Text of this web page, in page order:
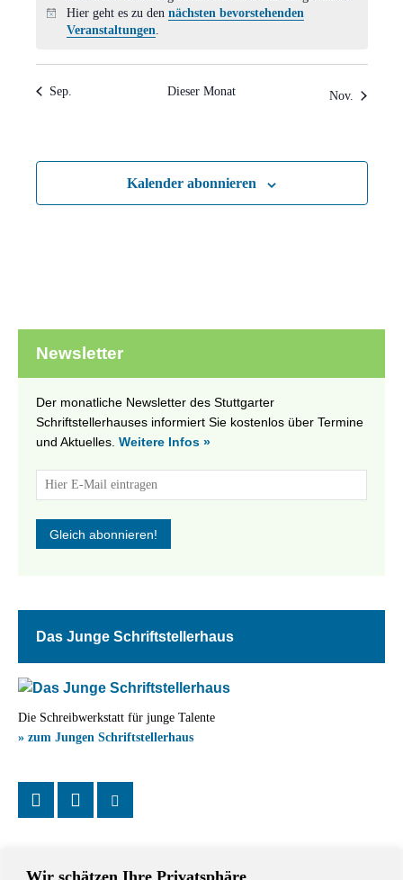
Wir schätzen Ihre Privatsphäre
Hinweis
Hier geht es zu den nächsten bevorstehenden
Veranstaltungen.
Sep. Dieser Monat Nov.
Kalender abonnieren
Newsletter
Der monatliche Newsletter des Stuttgarter
Schriftstellerhauses informiert Sie kostenlos über Termine
und Aktuelles. Weitere Infos »
Das Junge Schriftstellerhaus
Die Schreibwerkstatt für junge Talente
» zum Jungen Schriftstellerhaus